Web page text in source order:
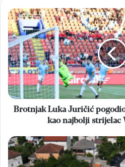
Brotnjak
Luka
Juričić
pogodio
za
kraj
sezone
i
završio
kao
WWin
lige
BiH
Brotnjak Luka Juričić
kao najbolji strijelac
Tamburaški
orkestar
Misericordia